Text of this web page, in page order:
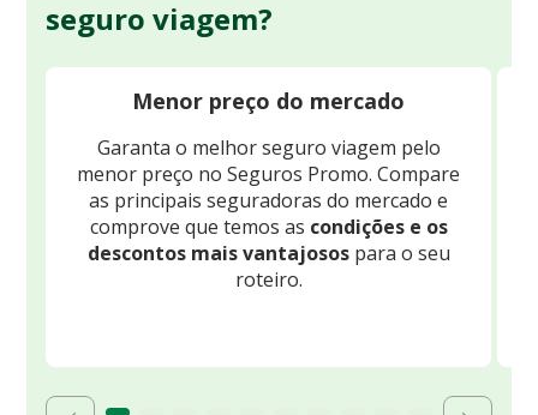
seguro viagem?
Menor preço do mercado
Garanta o melhor seguro viagem pelo
menor preço no Seguros Promo. Compare
as principais seguradoras do mercado e
comprove que temos as condições e os
descontos mais vantajosospara o seu
roteiro.